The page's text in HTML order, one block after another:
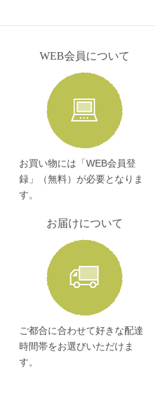
WEB会員について
お買い物には「WEB会員登
録」（無料）が必要となりま
す。
お届けについて
ご都合に合わせて好きな配達
時間帯をお選びいただけま
す。